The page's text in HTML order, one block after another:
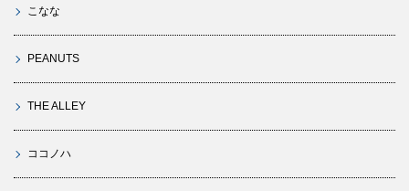
こなな
PEANUTS
THE ALLEY
ココノハ